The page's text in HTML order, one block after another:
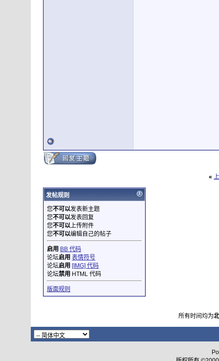
«
发帖规则
您不可以发表新主题
您不可以发表回复
您不可以上传附件
您不可以编辑自己的帖子
启用 BB 代码
论坛启用 表情符号
论坛启用 [IMG] 代码
论坛禁用 HTML 代码
版面规则
所有时间均为